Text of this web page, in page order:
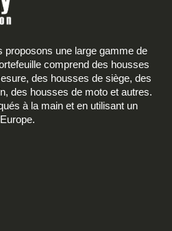
proposons une large gamme de
comprend des housses
des housses de siège, des
des housses de moto et autres.
à la main et en utilisant un